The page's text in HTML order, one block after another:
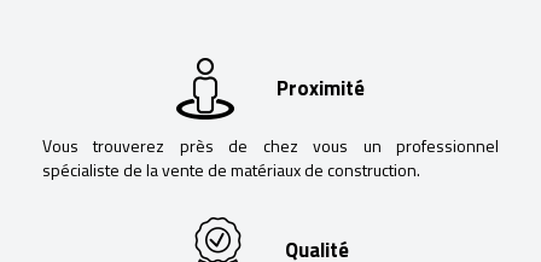
Proximité
Vous trouverez près de chez vous un professionnel
spécialiste de la vente de matériaux de construction.
Qualité